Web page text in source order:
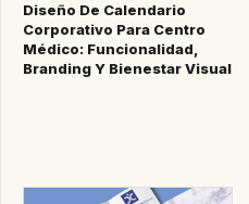
Diseño De Calendario
Corporativo Para Centro
Médico: Funcionalidad,
Branding Y Bienestar Visual